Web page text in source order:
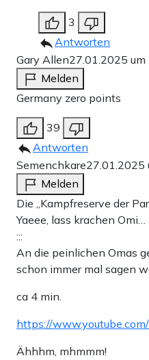
3
Antworten
Gary Allen27.01.2025
Melden
Germany zero points
39
Antworten
Semenchkare27.01.2025
Melden
Die „Kampfreserve der
Yaeee, lass krachen Omi…
:::
An die peinlichen Omas
schon immer mal sagen
ca 4 min.
https://
Ähhhm, mhmmm!